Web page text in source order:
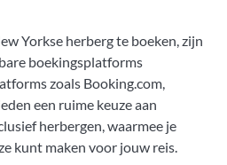
Yorkse herberg te boeken, zijn
boekingsplatforms
zoals Booking.com,
een ruime keuze aan
herbergen, waarmee je
kunt maken voor jouw reis.